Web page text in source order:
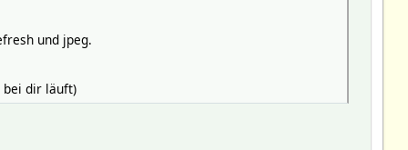
und jpeg.
bei dir läuft)